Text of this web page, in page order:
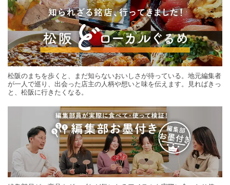
松阪のまちを歩くと、まだ知らないおいしさが待っている。地元編集者
が一人で巡り、出会った店主の人柄や想いと味を伝えます。見ればきっ
と、松阪に行きたくなる。